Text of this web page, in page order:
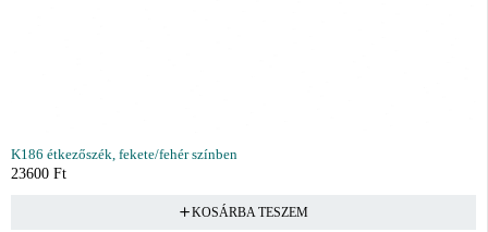
K186 étkezőszék, fekete/fehér színben
23600 Ft
KOSÁRBA TESZEM